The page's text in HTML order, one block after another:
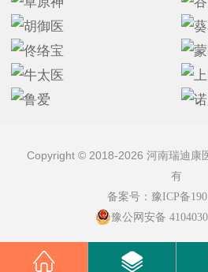
Copyright © 2018-2026 河南瑞迪康
有
备案号： 豫ICP备
豫公网安备